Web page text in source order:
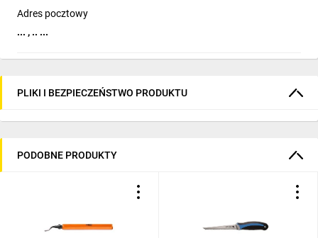
Adres pocztowy
... , .. ...
PLIKI I BEZPIECZEŃSTWO PRODUKTU
PODOBNE PRODUKTY